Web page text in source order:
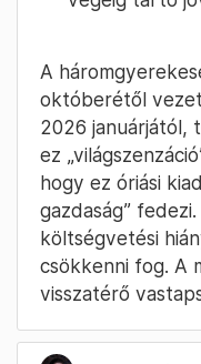
járó
ezer forintot lehet
Orbán továbbá
a csed és a
mentességét,
és két- és
végéig tartó
A